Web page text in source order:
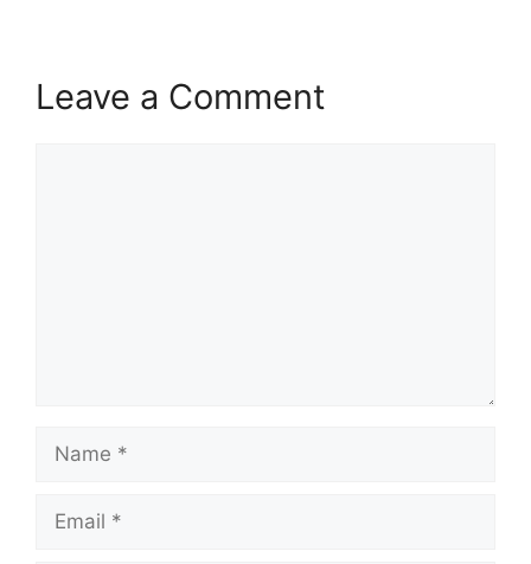
Leave a Comment